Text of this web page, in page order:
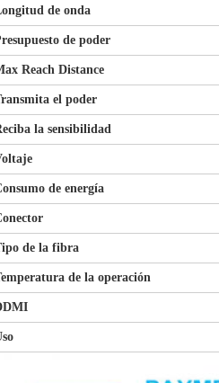
de onda
de poder
Reach Distance
el poder
la sensibilidad
de energía
de la fibra
de la operación